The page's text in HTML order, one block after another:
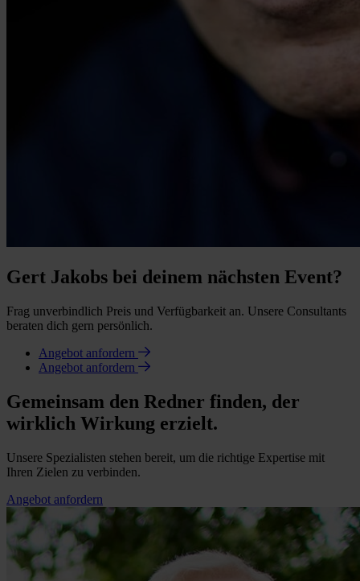
Gert Jakobs bei deinem nächsten Event?
Frag unverbindlich Preis und Verfügbarkeit an. Unsere Consultants
beraten dich gern persönlich.
Angebot anfordern
Angebot anfordern
Gemeinsam den Redner finden, der
wirklich Wirkung erzielt.
Unsere Spezialisten stehen bereit, um die richtige Expertise mit
Ihren Zielen zu verbinden.
Angebot anfordern